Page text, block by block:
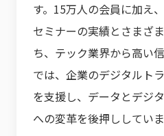
す。15万人の会員に加え
セミナーの実績とさまざ
ち、テック業界から高い
では、企業のデジタルト
を支援し、データとデジ
への変革を後押ししていま